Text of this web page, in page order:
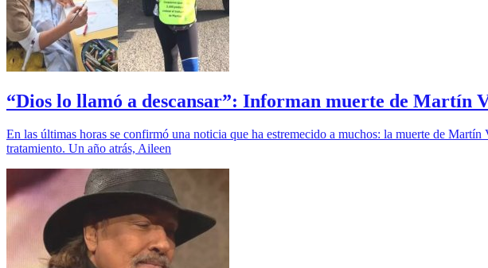
“Dios lo llamó a descansar”: Informan muerte de
En las últimas horas se confirmó una noticia que ha estremecido a muchos: la muerte de
tratamiento. Un año atrás, Aileen